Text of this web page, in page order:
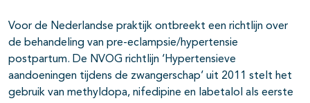
Voor de Nederlandse praktijk ontbreekt een richtlijn over
de behandeling van pre-eclampsie/hypertensie
postpartum. De NVOG richtlijn ‘Hypertensieve
aandoeningen tijdens de zwangerschap’ uit 2011 stelt het
gebruik van methyldopa, nifedipine en labetalol als eerste